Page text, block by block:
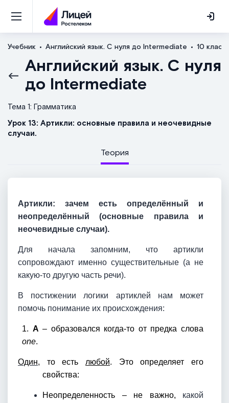
Учебник Английский язык. С нуля до Intermediate 10 класс
Английский язык. С нуля
до Intermediate
Тема 1: Грамматика
Урок 13: Артикли: основные правила и неочевидные
случаи.
Теория
Артикли: зачем есть определённый и
неопределённый (основные правила и
неочевидные случаи).
Для начала запомним, что артикли
сопровождают именно существительные (а не
какую-то другую часть речи).
В постижении логики артиклей нам может
помочь понимание их происхождения:
1. A – образовался когда-то от предка слова
one.
Один, то есть любой. Это определяет его
свойства:
Неопределенность – не важно, какой